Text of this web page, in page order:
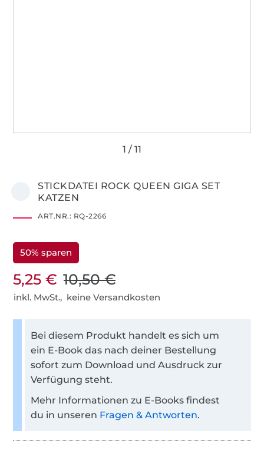
STICKDATEI ROCK QUEEN GIGA SET
KATZEN
ART.NR.: RQ-2266
50% sparen
5,25 € 10,50 €
inkl. MwSt., keine Versandkosten
Bei diesem Produkt handelt es sich um
ein E-Book das nach deiner Bestellung
sofort zum Download und Ausdruck zur
Verfügung steht.
Mehr Informationen zu E-Books findest
du in unseren Fragen & Antworten.